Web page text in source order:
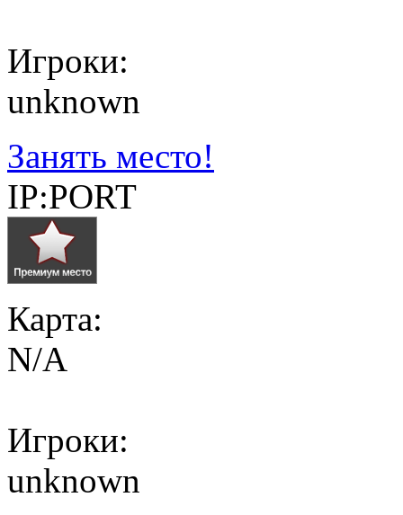
Игроки:
unknown
Занять место!
IP:PORT
Карта:
N/A
Игроки:
unknown